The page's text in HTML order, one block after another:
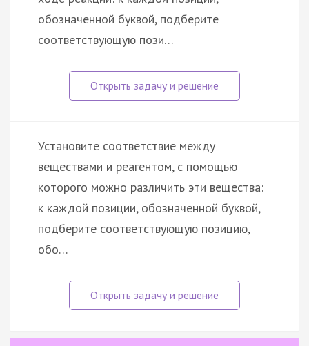
обозначенной буквой, подберите
соответствующую пози…
Установите соответствие между
веществами и реагентом, c помощью
которого можно различить эти вещества:
к каждой позиции, обозначенной буквой,
подберите соответствующую позицию,
обо…